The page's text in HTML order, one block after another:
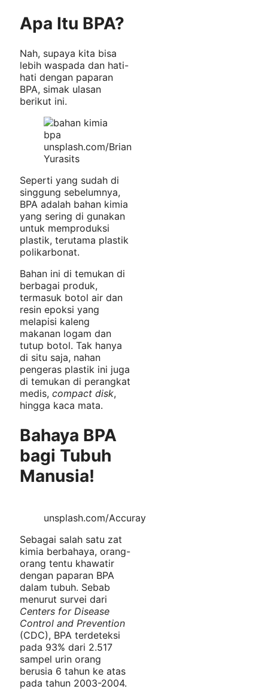
Apa Itu BPA?
Nah, supaya kita bisa
lebih waspada dan hati-
hati dengan paparan
BPA, simak ulasan
berikut ini.
unsplash.com/Brian
Yurasits
Seperti yang sudah di
singgung sebelumnya,
BPA adalah bahan kimia
yang sering di gunakan
untuk memproduksi
plastik, terutama plastik
polikarbonat.
Bahan ini di temukan di
berbagai produk,
termasuk botol air dan
resin epoksi yang
melapisi kaleng
makanan logam dan
tutup botol. Tak hanya
di situ saja, nahan
pengeras plastik ini juga
di temukan di perangkat
medis, compact disk,
hingga kaca mata.
Bahaya BPA
bagi Tubuh
Manusia!
unsplash.com/Accuray
Sebagai salah satu zat
kimia berbahaya, orang-
orang tentu khawatir
dengan paparan BPA
dalam tubuh. Sebab
menurut survei dari
Centers for Disease
Control and Prevention
(CDC), BPA terdeteksi
pada 93% dari 2.517
sampel urin orang
berusia 6 tahun ke atas
pada tahun 2003-2004.